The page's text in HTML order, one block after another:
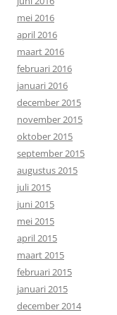
mei 2016
april 2016
maart 2016
februari 2016
januari 2016
december 2015
november 2015
oktober 2015
september 2015
augustus 2015
juli 2015
juni 2015
mei 2015
april 2015
maart 2015
februari 2015
januari 2015
december 2014